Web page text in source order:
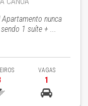
nunca
1 suíte + ...
VAGAS
1